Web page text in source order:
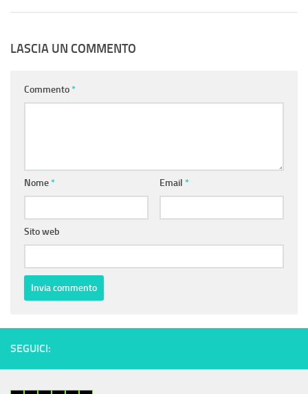
LASCIA UN COMMENTO
Commento*
Nome* Email *
Sito web
SEGUICI: